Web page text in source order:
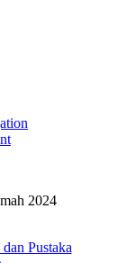
2024
Pustaka